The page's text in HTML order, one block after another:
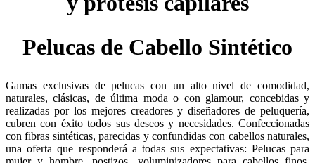
Pelucas de Cabello Sintético
Gamas exclusivas de pelucas con un alto nivel de comodidad,
naturales, clásicas, de última moda o con glamour, concebidas y
realizadas por los mejores creadores y diseñadores de peluquería,
cubren con éxito todos sus deseos y necesidades. Confeccionadas
con fibras sintéticas, parecidas y confundidas con cabellos naturales,
una oferta que responderá a todas sus expectativas: Pelucas para